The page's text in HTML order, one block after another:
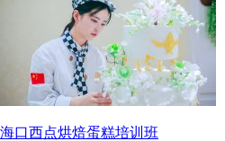
海口西点烘焙蛋糕培训班